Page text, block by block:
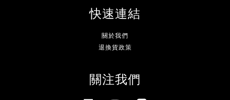
快速連結
關於我們
退換貨政策
關注我們